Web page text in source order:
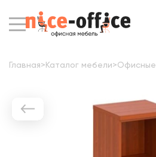
Главная> Каталог мебели>